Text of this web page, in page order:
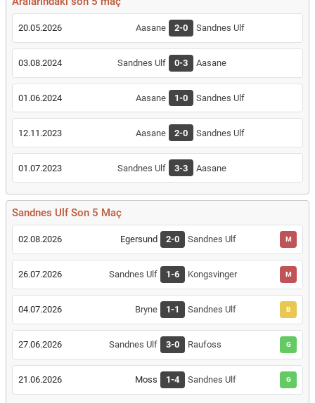
20.05.2026 Aasane 2-0 Sandnes Ulf
03.08.2024 Sandnes Ulf 0-3 Aasane
01.06.2024 Aasane 1-0 Sandnes Ulf
12.11.2023 Aasane 2-0 Sandnes Ulf
01.07.2023 Sandnes Ulf 3-3 Aasane
Sandnes Ulf Son 5 Maç
02.08.2026 Egersund 2-0 Sandnes Ulf M
26.07.2026 Sandnes Ulf 1-6 Kongsvinger M
04.07.2026 Bryne 1-1 Sandnes Ulf B
27.06.2026 Sandnes Ulf 3-0 Raufoss G
21.06.2026 Moss 1-4 Sandnes Ulf G